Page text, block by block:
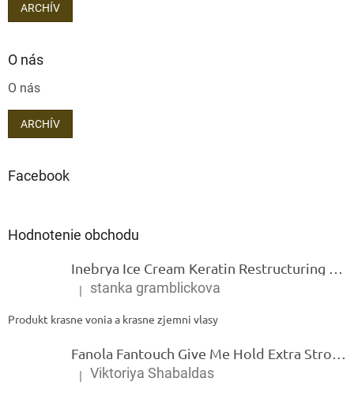
ARCHÍV
O nás
O nás
ARCHÍV
Facebook
Hodnotenie obchodu
Inebrya Ice Cream Keratin Restructuring Mask – reštrukturalizačná maska s keratínom 1000 ml
Hodnotenie produktu je 5 z 5 hviezdičiek.
| stanka gramblickova
Produkt krasne vonia a krasne zjemni vlasy
Fanola Fantouch Give Me Hold Extra Strong Fluid Gel - Extra silný rýchloschnúci tekutý gel 250 ml
Hodnotenie produktu je 5 z 5 hviezdičiek.
| Viktoriya Shabaldas